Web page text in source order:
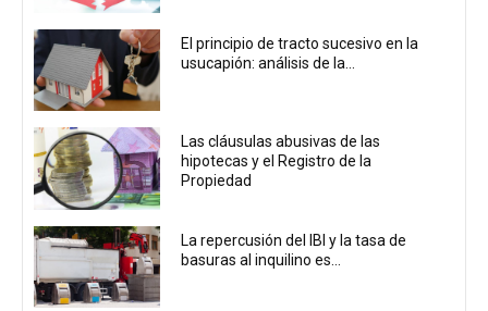
El principio de tracto sucesivo en la
usucapión: análisis de la...
Las cláusulas abusivas de las
hipotecas y el Registro de la
Propiedad
La repercusión del IBI y la tasa de
basuras al inquilino es...